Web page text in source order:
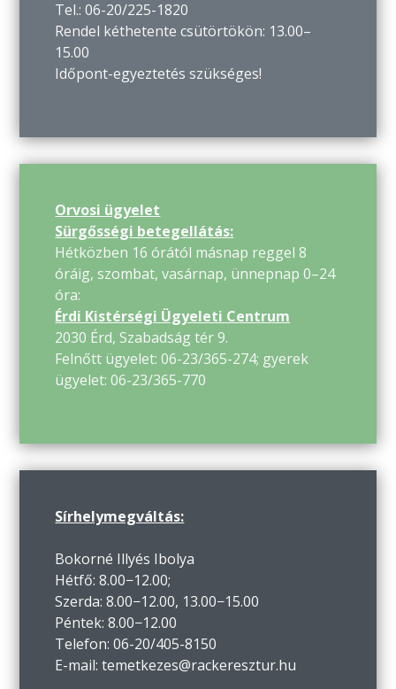
Tel.: 06-20/225-1820
Rendel kéthetente csütörtökön: 13.00–
15.00
Időpont-egyeztetés szükséges!
Orvosi ügyelet
Sürgősségi betegellátás:
Hétközben 16 órától másnap reggel 8
óráig, szombat, vasárnap, ünnepnap 0–24
óra:
Érdi Kistérségi Ügyeleti Centrum
2030 Érd, Szabadság tér 9.
Felnőtt ügyelet: 06-23/365-274; gyerek
ügyelet: 06-23/365-770
Sírhelymegváltás:
Bokorné Illyés Ibolya
Hétfő: 8.00−12.00;
Szerda: 8.00−12.00, 13.00−15.00
Péntek: 8.00−12.00
Telefon: 06-20/405-8150
E-mail: temetkezes@rackeresztur.hu